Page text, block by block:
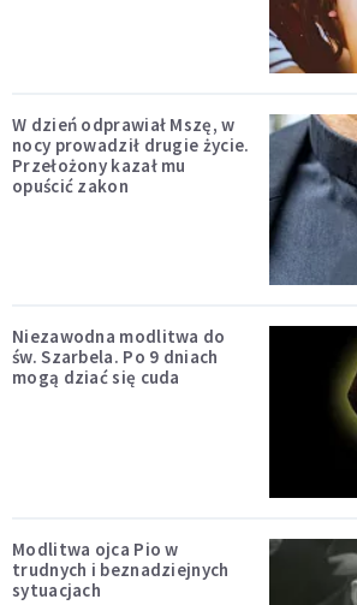
W dzień odprawiał Mszę, w
nocy prowadził drugie życie.
Przełożony kazał mu
opuścić zakon
Niezawodna modlitwa do
św. Szarbela. Po 9 dniach
mogą dziać się cuda
Modlitwa ojca Pio w
trudnych i beznadziejnych
sytuacjach